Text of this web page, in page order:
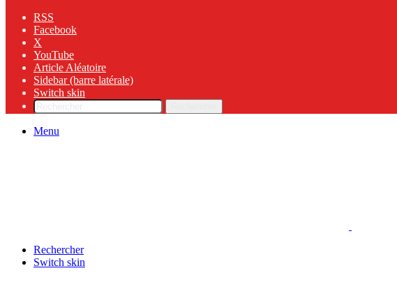
RSS
Facebook
X
YouTube
Article Aléatoire
Sidebar (barre latérale)
Switch skin
Menu
Rechercher
Switch skin